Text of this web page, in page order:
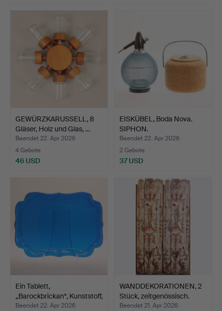
GEWÜRZKARUSSELL, 8
Gläser, Holz und Glas, …
Beendet 22. Apr 2026
4 Gebote
46 USD
EISKÜBEL, Boda Nova.
SIPHON.
Beendet 22. Apr 2026
2 Gebote
37 USD
Ein Tablett,
„Barockbrickan“, Kunststoff,
…
Beendet 22. Apr 2026
WANDDEKORATIONEN, 2
Stück, zeitgenössisch.
Beendet 21. Apr 2026